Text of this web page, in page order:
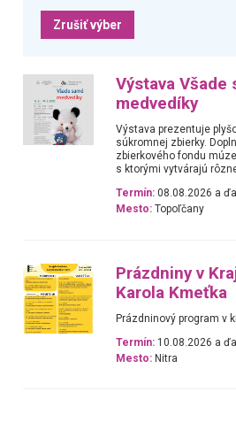
Zrušiť výber
Výstava Všade
medvedíky
Výstava prezentuje
súkromnej zbierky.
zbierkového fondu
s ktorými vytvárajú
Termín: 08.08.2026 a
Mesto: Topoľčany
Prázdniny v
Karola Kmeťka
Prázdninový program v
Termín: 10.08.2026 a
Mesto: Nitra